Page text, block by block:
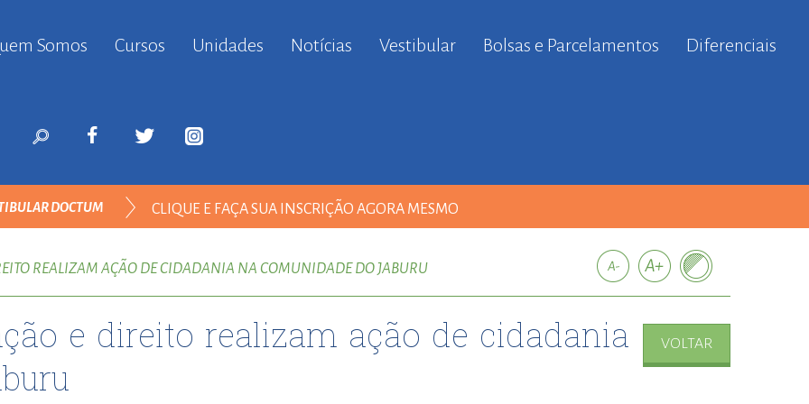
Somos
Cursos Unidades Notícias Vestibular Bolsas e Parcelamentos Diferenciais
DOCTUM CLIQUE E FAÇA SUA INSCRIÇÃO AGORA MESMO
REALIZAM AÇÃO DE CIDADANIA NA COMUNIDADE DO JABURU
e direito realizam ação de cidadania
VOLTAR